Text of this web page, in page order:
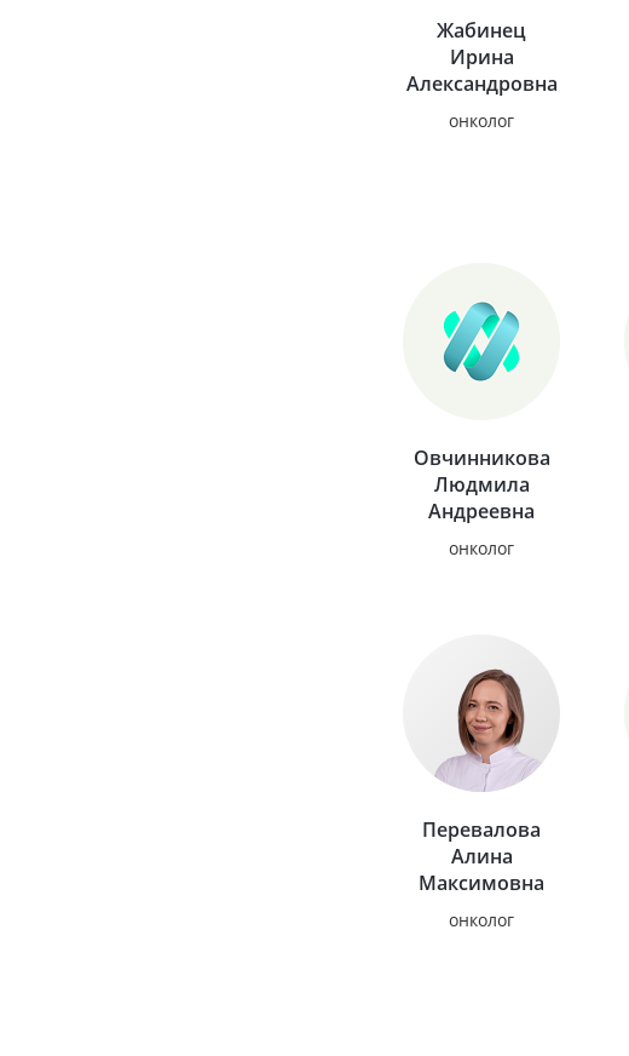
Жабинец
Ирина
Александровна
онколог
Овчинникова
Людмила
Андреевна
онколог
Перевалова
Алина
Максимовна
онколог